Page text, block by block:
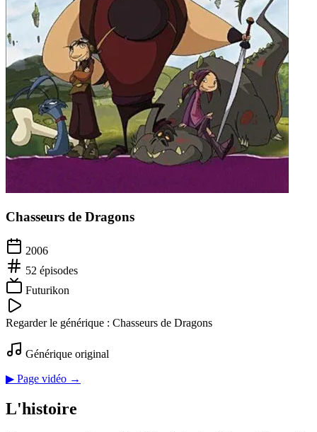
Chasseurs de Dragons
2006
52 épisodes
Futurikon
Regarder le générique : Chasseurs de Dragons
Générique original
▶ Page vidéo →
L'histoire